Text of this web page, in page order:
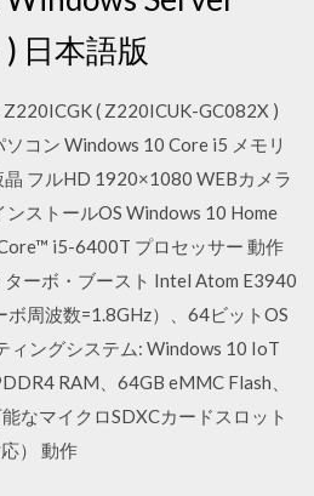
日本語版
Z220ICGK ( Z220ICUK-GC082X )
コン Windows 10 Core i5 メモリ
フルHD 1920×1080 WEBカメラ
ストールOS Windows 10 Home
i5-6400T プロセッサー 動作
ーボ・ブースト Intel Atom E3940
ボ周波数=1.8GHz）、64ビットOS
ィングシステム: Windows 10 IoT
RAM、64GB eMMC Flash、
なマイクロSDXCカードスロット
） 動作